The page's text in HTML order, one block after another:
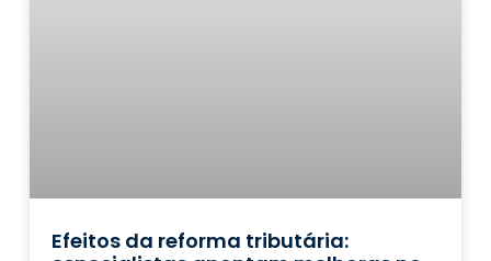
Efeitos da reforma tributária: